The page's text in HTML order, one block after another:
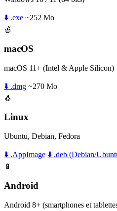
⬇️ .exe ~252 Mo
🍎
macOS
macOS 11+ (Intel & Apple Silicon)
⬇️ .dmg ~270 Mo
🐧
Linux
Ubuntu, Debian, Fedora
⬇️ .AppImage ⬇️ .deb (Debian/
📱
Android
Android 8+ (smartphones et